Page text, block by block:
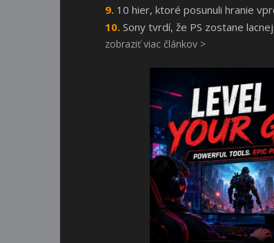
10 hier, ktoré posunuli hranie
Sony tvrdí, že PS zostane
zobraziť viac článkov >